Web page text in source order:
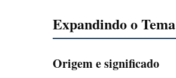
Expandindo o Tema
Origem e significado